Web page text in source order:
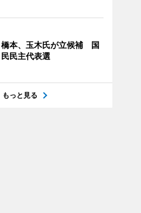
橋本、玉木氏が立候補 国
民民主代表選
もっと見る